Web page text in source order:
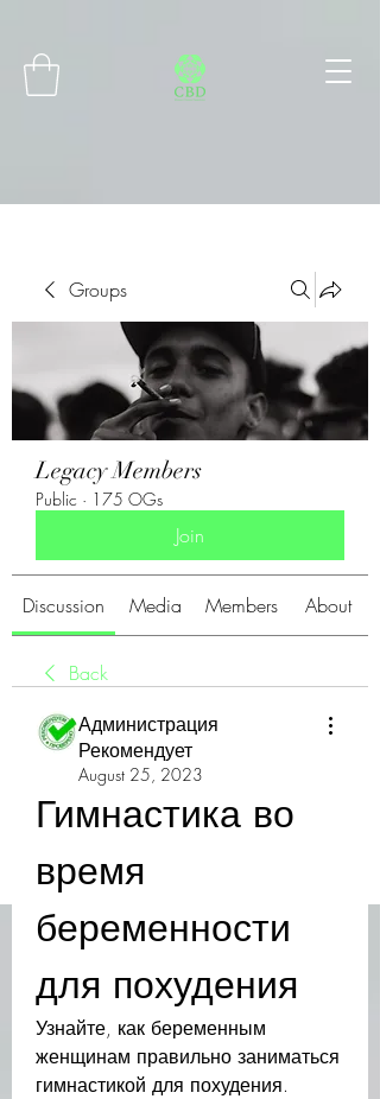
Groups
Legacy Members
Public · 175 OGs
Join
Discussion Media Members About
Back
Администрация
Рекомендует
August 25, 2023
Гимнастика во
время
беременности
для похудения
Узнайте, как беременным
женщинам правильно заниматься
гимнастикой для похудения.